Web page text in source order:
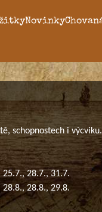
Novinky
schopnostech i výcviku.
25.7., 28.7., 31.7.
28.8., 28.8., 29.8.